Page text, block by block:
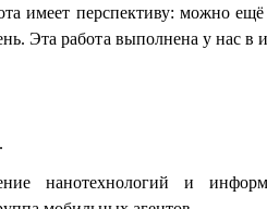
имеет перспективу: можно
Эта работа выполнена у нас в
нанотехнологий и